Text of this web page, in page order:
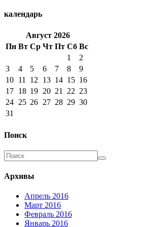
календарь
Август 2026
Пн Вт Ср Чт Пт Сб Вс
1
2
3
4 5 6 7 8
9
10 11 12 13 14 15 16
17 18 19 20 21 22 23
24 25 26 27 28 29 30
31
Поиск
Архивы
Апрель 2016
Март 2016
Февраль 2016
Январь 2016